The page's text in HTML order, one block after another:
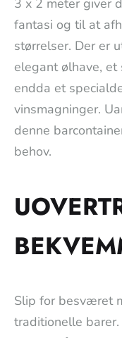
3 x 2 meter giver
fantasi og til at
størrelser. Der er
elegant ølhave,
endda et
vinsmagninger.
denne
behov.
Slip for besværet
traditionelle